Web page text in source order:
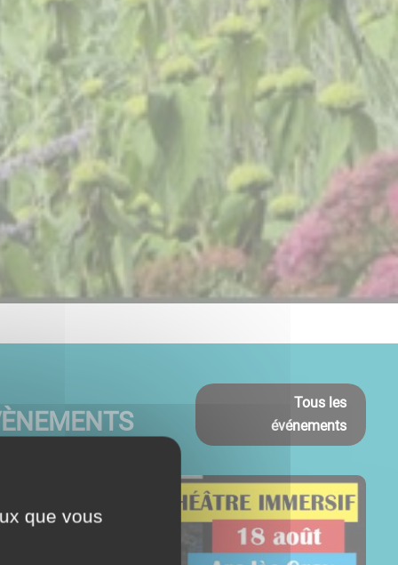
Tous les
événements
que vous